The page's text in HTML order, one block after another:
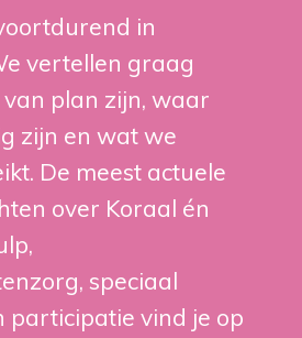
in
vertellen graag
plan zijn, waar
zijn en wat we
De meest actuele
over Koraal én
speciaal
participatie vind je op